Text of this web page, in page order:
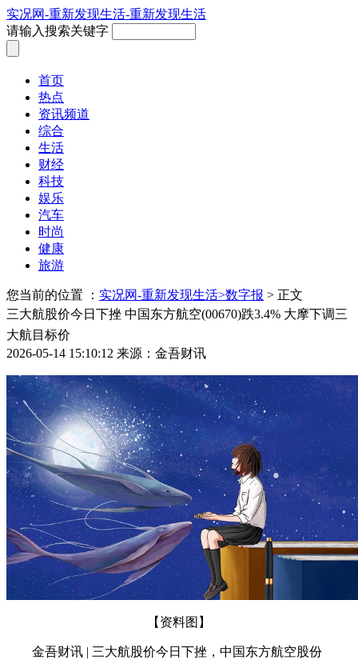
实况网-重新发现生活-重新发现生活
请输入搜索关键字
首页
热点
资讯频道
综合
生活
财经
科技
娱乐
汽车
时尚
健康
旅游
您当前的位置 ： 实况网-重新发现生活>数字报 > 正文
三大航股价今日下挫 中国东方航空(00670)跌3.4% 大摩下调三
大航目标价
2026-05-14 15:10:12 来源：金吾财讯
【资料图】
金吾财讯 | 三大航股价今日下挫，中国东方航空股份